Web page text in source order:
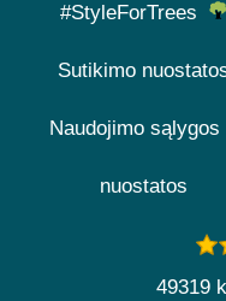
#StyleForTrees
Sutikimo
Naudojimo sąlygos
nuostatos
49319